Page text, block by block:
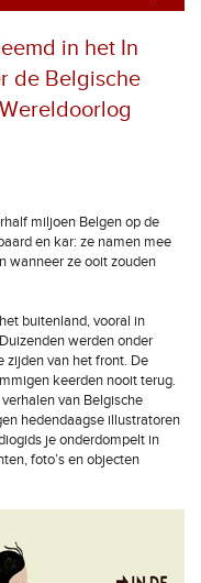
in het In
de Belgische
miljoen Belgen op de
en kar: ze namen mee
wanneer ze ooit zouden
buitenland, vooral in
werden onder
zijden van het front. De
keerden nooit terug.
van Belgische
hedendaagse illustratoren
je onderdompelt in
foto’s en objecten